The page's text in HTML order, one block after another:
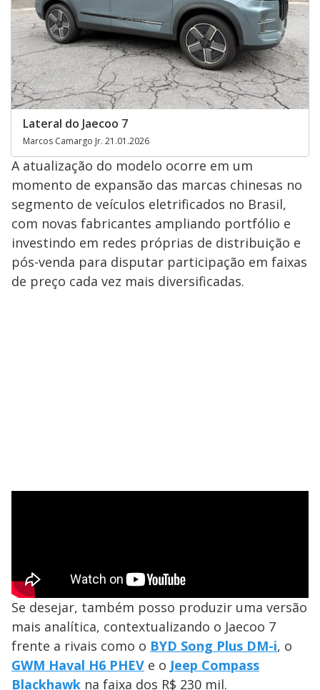
Lateral do Jaecoo 7
Marcos Camargo Jr. 21.01.2026
A atualização do modelo ocorre em um
momento de expansão das marcas chinesas no
segmento de veículos eletrificados no Brasil,
com novas fabricantes ampliando portfólio e
investindo em redes próprias de distribuição e
pós-venda para disputar participação em faixas
de preço cada vez mais diversificadas.
Se desejar, também posso produzir uma versão
mais analítica, contextualizando o Jaecoo 7
frente a rivais como o BYD Song Plus DM-i, o
GWM Haval H6 PHEV e o Jeep Compass
Blackhawk na faixa dos R$ 230 mil.